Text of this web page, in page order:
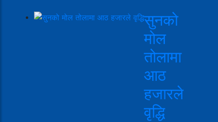
सुनको
मोल
तोलामा
आठ
हजारले
वृद्धि